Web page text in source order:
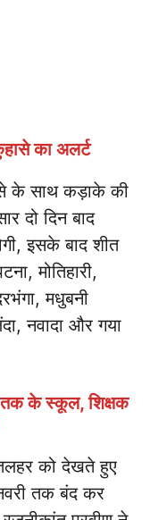
का अलर्ट
के साथ कड़ाके की
दो दिन बाद
इसके बाद शीत
मोतिहारी,
मधुबनी
नवादा और गया
तक के स्कूल, शिक्षक
को देखते हुए
तक बंद कर